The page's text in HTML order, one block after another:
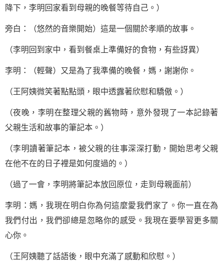
降下，李明回家看到母親的晚餐等待自己。）
旁白：（悠然的音樂開始）這是一個關於孝順的故事。
（李明回到家中，看到餐桌上準備好的食物，有些訝異）
李明：（輕聲）又是為了我準備的晚餐，媽，謝謝你。
（王阿姨微笑著點點頭，眼中透露著欣慰和驕傲。）
（夜晚，李明在整理父親的舊物時，意外發現了一本記錄著
父親生活和故事的筆記本。）
（李明讀著筆記本，被父親的往事深深打動，開始思考父親
在他不在的日子裡是如何度過的。）
（過了一會，李明將筆記本放回原位，走到母親面前）
李明：媽，我現在明白你為何這麼愛我們家了。你一直在為
我們付出，我們卻總是忽略你的感受。我現在要學習更多關
心你。
（王阿姨聽了話語後，眼中充滿了感動和欣慰。）